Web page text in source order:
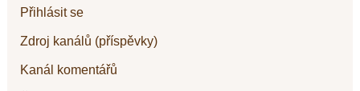
Přihlásit se
Zdroj kanálů (příspěvky)
Kanál komentářů